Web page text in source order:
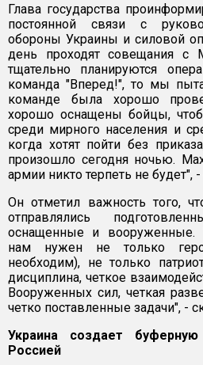
Глава государства
постоянной связи с
обороны Украины и силовой
день проходят совещания
тщательно планируются
команда "Вперед!", то мы
команде была хорошо
хорошо оснащены бойцы,
среди мирного населения и
когда хотят пойти без
произошло сегодня ночью.
армии никто терпеть не будет",
Он отметил важность того,
отправлялись
оснащенные и вооруженные.
нам нужен не только
необходим), не только
дисциплина, четкое
Вооруженных сил, четкая
четко поставленные задачи", -
Украина создает
Россией